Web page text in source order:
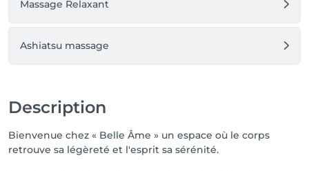
ambiance soigneusement pensée.
et d’harmonie.
Je privilégie la qualité plutôt que la quantité et
j’accompagne mes clients de façon personnalisée,
séance après séance.
Massage Relaxant
Ashiatsu massage
Description
Bienvenue chez « Belle Âme » un espace où le corps
retrouve sa légèreté et l'esprit sa sérénité.